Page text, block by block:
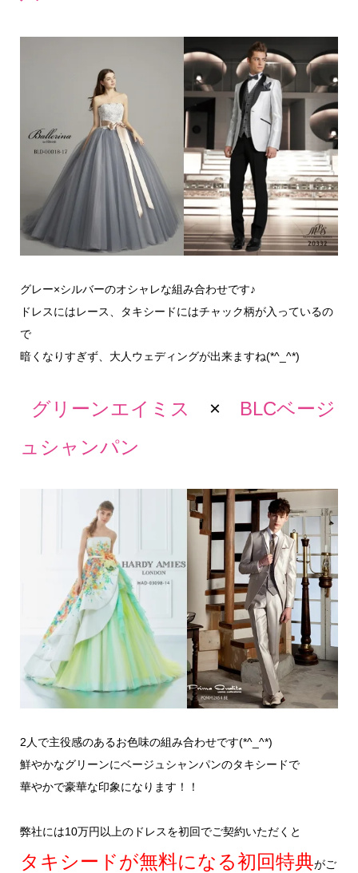
グレー×シルバーのオシャレな組み合わせです♪
ドレスにはレース、タキシードにはチャック柄が入っているの
で
暗くなりすぎず、大人ウェディングが出来ますね(*^_^*)
グリーンエイミス × BLCベージ
ュシャンパン
2人で主役感のあるお色味の組み合わせです(*^_^*)
鮮やかなグリーンにベージュシャンパンのタキシードで
華やかで豪華な印象になります！！
弊社には10万円以上のドレスを初回でご契約いただくと
タキシードが無料になる初回特典がご